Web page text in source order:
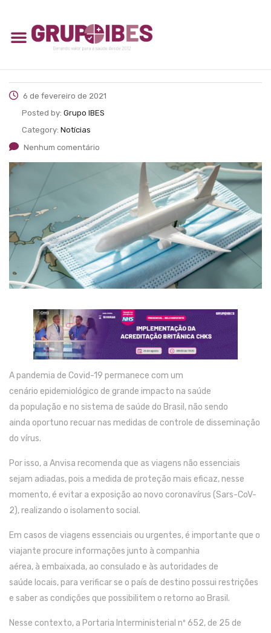
6 de fevereiro de 2021
Posted by: Grupo IBES
Category: Notícias
Nenhum comentário
A pandemia de Covid-19 permanece com um
cenário epidemiológico de grande impacto na saúde
da população e no sistema de saúde do Brasil ,não sendo
ainda oportuno recuar nas medidas de controle de disseminação
do vírus.
Por isso, a Anvisa recomenda que as viagens não essenciais
sejam adiadas,pois a medida de proteção mais eficaz, nesse
momento,é evitar a exposição ao novo coronavírus (Sars-CoV-
2), realizando o isolamento social.
Em casos de viagens essenciais ou urgentes, é importante que o
viajante procure informações junto à companhia
aérea, à embaixada, ao consulado e às autoridades de
saúde locais, para verificar se o país de destino possui restrições
e saber as condições que possibilitem o retorno ao Brasil.
Nesse contexto, a Portaria Interministerial nº 652, de 25 de